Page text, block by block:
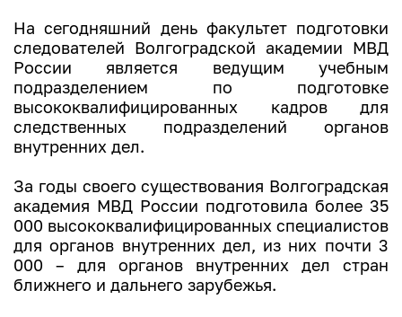
На сегодняшний день факультет подготовки
следователей Волгоградской академии МВД
России является ведущим учебным
подразделением по подготовке
высококвалифицированных кадров для
следственных подразделений органов
внутренних дел.
За годы своего существования Волгоградская
академия МВД России подготовила более 35
000 высококвалифицированных специалистов
для органов внутренних дел, из них почти 3
000 – для органов внутренних дел стран
ближнего и дальнего зарубежья.